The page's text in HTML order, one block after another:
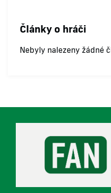
Články o hráči
Nebyly nalezeny žádné